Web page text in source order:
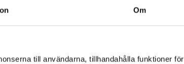
Om
till användarna, tillhandahålla funktioner för
vk.se